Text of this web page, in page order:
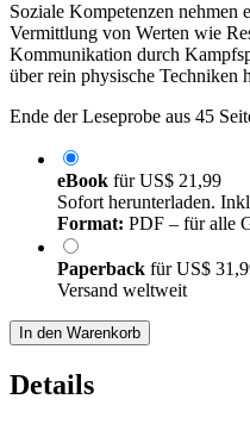
Soziale Kompetenzen nehmen
Vermittlung von Werten wie
Kommunikation durch
über rein physische Techniken
Ende der Leseprobe aus 45
eBook fürUS$ 21,99
Sofort herunterladen.
Format: PDF – für alle
Paperback fürUS$
Versand weltweit
In den Warenkorb
Details